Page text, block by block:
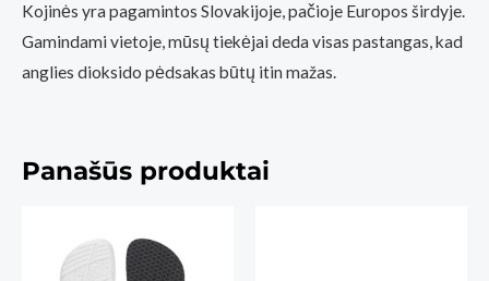
Kojinės yra pagamintos Slovakijoje, pačioje Europos širdyje.
Gamindami vietoje, mūsų tiekėjai deda visas pastangas, kad
anglies dioksido pėdsakas būtų itin mažas.
Panašūs produktai